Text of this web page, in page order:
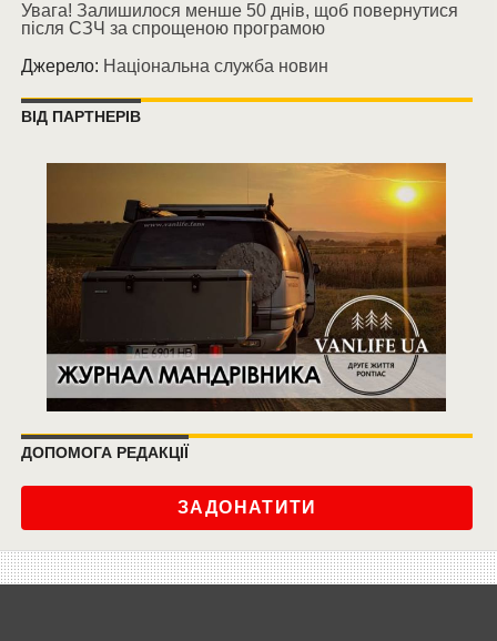
Увага! Залишилося менше 50 днів, щоб повернутися
після СЗЧ за спрощеною програмою
Джерело: Національна служба новин
ВІД ПАРТНЕРІВ
ДОПОМОГА РЕДАКЦІЇ
ЗАДОНАТИТИ